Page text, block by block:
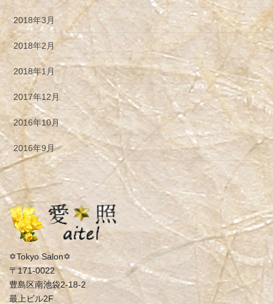
2018年3月
2018年2月
2018年1月
2017年12月
2016年10月
2016年9月
✡Tokyo Salon✡
〒171-0022
豊島区南池袋2-18-2
最上ビル2F